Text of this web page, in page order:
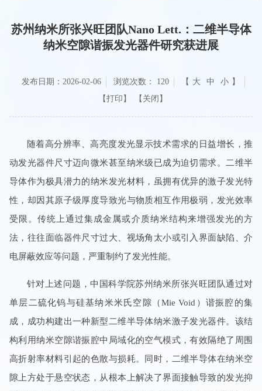
苏州纳米所张兴旺团队Nano Lett.：二维半导体
纳米空隙谐振发光器件研究获进展
发布日期：2026-02-06 浏览次数： 120 【 大 中 小 】
【关闭】
随着高分辨率、高亮度发光显示技术需求的日益增长，推
动发光器件尺寸迈向微米甚至纳米级已成为迫切需求。二维半
导体作为极具潜力的纳米发光材料，虽拥有优异的激子发光特
性，却因其原子级厚度导致光与物质相互作用极弱，发光效率
受限。传统上通过集成金属或介质纳米结构来增强发光的方
法，往往面临器件尺寸过大、视场角太小或引入界面缺陷、介
电屏蔽效应等问题，严重制约了发光性能。
针对上述问题，中国科学院苏州纳米所张兴旺团队通过对
单层二硫化钨与硅基纳米米氏空隙（Mie Void）谐振腔的集
成，成功构建出一种新型二维半导体纳米激子发光器件。该结
构利用纳米空隙谐振腔中局域化的空气模式，有效隔绝了周围
高折射率材料引起的色散与损耗。同时，二维半导体在纳米空
隙上方处于悬空状态，从根本上解决了界面接触导致的发光抑